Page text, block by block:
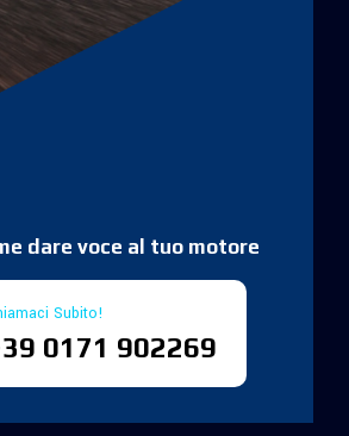
dare voce al tuo motore
Subito!
0171 902269